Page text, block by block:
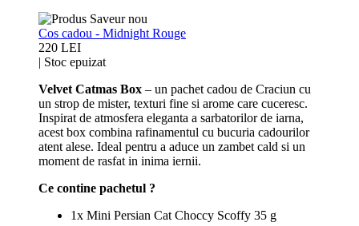
Cos cadou - Midnight Rouge
220 LEI
| Stoc epuizat
Velvet Catmas Box – un pachet cadou de Craciun cu
un strop de mister, texturi fine si arome care cuceresc.
Inspirat de atmosfera eleganta a sarbatorilor de iarna,
acest box combina rafinamentul cu bucuria cadourilor
atent alese. Ideal pentru a aduce un zambet cald si un
moment de rasfat in inima iernii.
Ce contine pachetul ?
1x Mini Persian Cat Choccy Scoffy 35 g